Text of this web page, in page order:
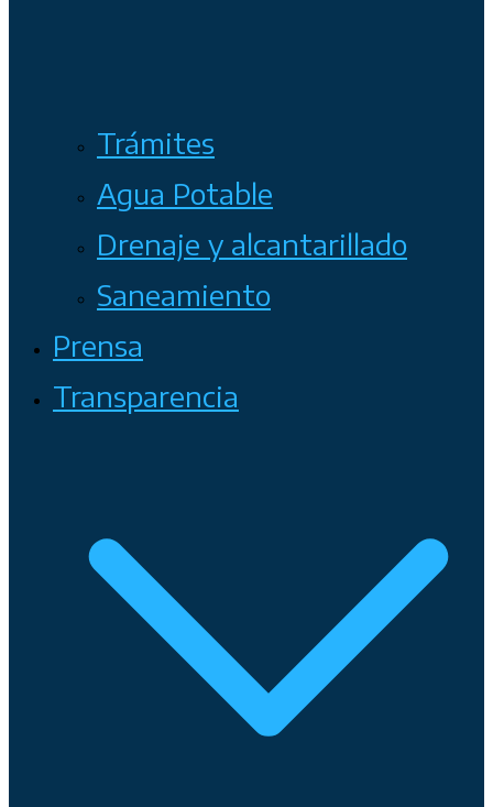
Trámites
Agua Potable
Drenaje y alcantarillado
Saneamiento
Prensa
Transparencia